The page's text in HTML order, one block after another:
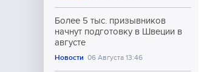
Более 5 тыс. призывников
начнут подготовку в Швеции в
августе
Новости 06 Августа 13:46